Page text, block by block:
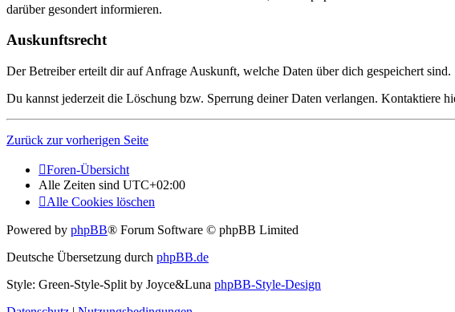
darüber gesondert informieren.
Auskunftsrecht
Der Betreiber erteilt dir auf Anfrage Auskunft, welche Daten über dich gespeichert sind.
Du kannst jederzeit die Löschung bzw. Sperrung deiner Daten verlangen. Kontaktiere
Zurück zur vorherigen Seite
Foren-Übersicht
Alle Zeiten sind UTC+02:00
Alle Cookies löschen
Powered by phpBB® Forum Software © phpBB Limited
Deutsche Übersetzung durch phpBB.de
Style: Green-Style-Split by Joyce&Luna phpBB-Style-Design